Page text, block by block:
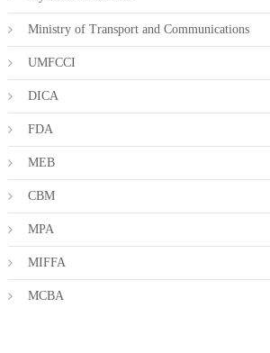
Ministry of Transport and Communications
UMFCCI
DICA
FDA
MEB
CBM
MPA
MIFFA
MCBA